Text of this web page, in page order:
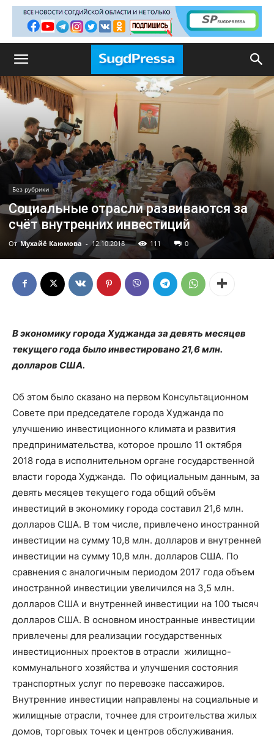
Без рубрики
Социальные отрасли развиваются за
счёт внутренних инвестиций
От Мухайё Каюмова - 12.10.2018 111 0
В экономику города Худжанда за девять месяцев
текущего года было инвестировано 21,6 млн.
долларов США.
Об этом было сказано на первом Консультационном
Совете при председателе города Худжанда по
улучшению инвестиционного климата и развития
предпринимательства, которое прошло 11 октября
2018 года в исполнительном органе государственной
власти города Худжанда. По официальным данным, за
девять месяцев текущего года общий объём
инвестиций в экономику города составил 21,6 млн.
долларов США. В том числе, привлечено иностранной
инвестиции на сумму 10,8 млн. долларов и внутренней
инвестиции на сумму 10,8 млн. долларов США. По
сравнения с аналогичным периодом 2017 года объем
иностранной инвестиции увеличился на 3,5 млн.
долларов США и внутренней инвестиции на 100 тысяч
долларов США. В основном иностранные инвестиции
привлечены для реализации государственных
инвестиционных проектов в отрасли жилищно-
коммунального хозяйства и улучшения состояния
транспортных услуг по перевозке пассажиров.
Внутренние инвестиции направлены на социальные и
жилищные отрасли, точнее для строительства жилых
домов, торговых точек и центров обслуживания.